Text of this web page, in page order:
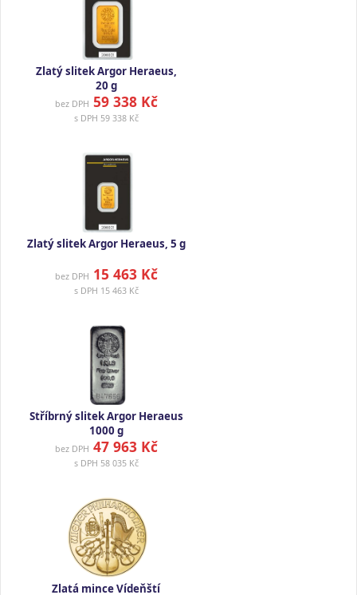
Zlatý slitek Argor Heraeus,
20 g
bez DPH 59 338 Kč
s DPH 59 338 Kč
Zlatý slitek Argor Heraeus, 5 g
bez DPH 15 463 Kč
s DPH 15 463 Kč
Stříbrný slitek Argor Heraeus
1000 g
bez DPH 47 963 Kč
s DPH 58 035 Kč
Zlatá mince Vídeňští